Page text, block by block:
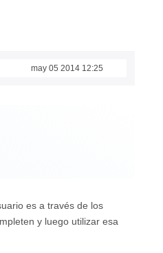
may 05 2014 12:25
es a través de los
y luego utilizar esa